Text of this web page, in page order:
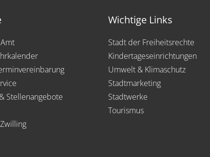
Stellenangebote
Wichtige Links
Stadt der Freiheitsrechte
Kindertageseinrichtungen
Umwelt & Klimaschutz
Stadtmarketing
Stadtwerke
Tourismus